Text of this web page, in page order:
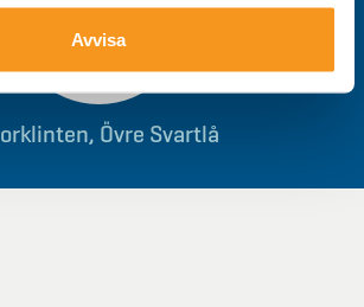
Avvisa
Övre Svartlå